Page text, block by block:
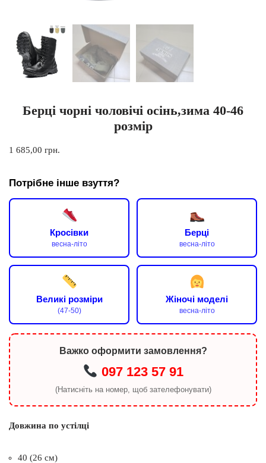
Берці чорні чоловічі осінь,зима 40-46
розмір
1 685,00 грн.
Потрібне інше взуття?
Кросівки
весна-літо
Берці
весна-літо
Великі розміри
(47-50)
Жіночі моделі
весна-літо
Важко оформити замовлення?
097 123 57 91
(Натисніть на номер, щоб зателефонувати)
Довжина по устілці
40 (26 см)